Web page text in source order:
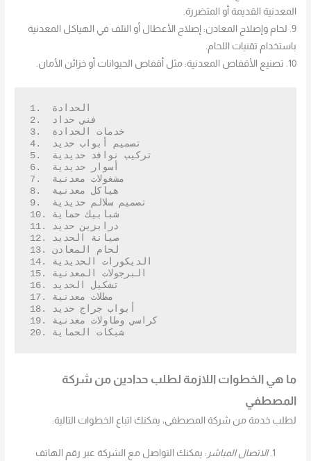
المعدنية القديمة أو المتضررة.
9. لحام وإصلاح المعادن: إصلاح الأعطال أو التلف في الهياكل المعدنية
باستخدام تقنيات اللحام.
10. تصنيع الأقفاص المعدنية: مثل أقفاص الحيوانات أو خزائن الأمان.
1.  الحدادة
2.  فني حداد
3.  خدمات الحدادة
4.  تصميم أبواب حديد
5.  تركيب نوافذ حديدية
6.  أسوار حديدية
7.  مشغولات معدنية
8.  هياكل معدنية
9.  تصميم سلالم حديدية
10. شبابيك حماية
11. درابزين حديد
12. صيانة الحديد
13. لحام المعادن
14. الديكورات الحديدية
15. البرجولات المعدنية
16. تشكيل الحديد
17. مظلات معدنية
18. أبواب جراج حديد
19. كراسي وطاولات معدنية
20. شبكات الحماية
ما هي الخطوات اللازمة لطلب حدادين من شركة
المصطفي
لطلب خدمة من شركة المصطفى، يمكنك اتباع الخطوات التالية:
الاتصال المباشر : يمكنك التواصل مع الشركة عبر رقم الهاتف